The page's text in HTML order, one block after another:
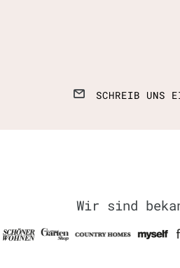
SCHREIB UNS
Wir sind